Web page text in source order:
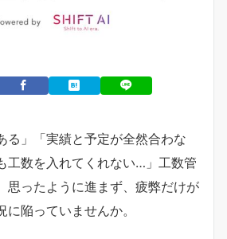
る」「実績と予定が全然合わな
工数を入れてくれない…」工数管
思ったように進まず、疲弊だけが
陥っていませんか。